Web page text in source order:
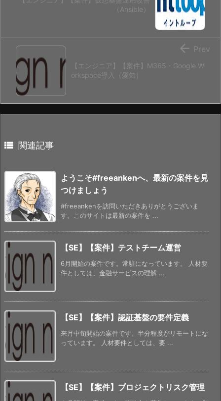
（Ansible）
【エンジニア】【案件】M365・Google W
orkspace導入（愛知）
 Prev
 関連記事
ようこそ#freeankenへ、最新の案件を見
つけましょう
#freeankenを訪問いただきありがとうございま
す。このサイトは最新の案件を ...
【SE】【案件】テストチーム運営
6月開始の案件です。常駐になっています。 人材要
件としては、金融サービスの理解 ...
【SE】【案件】認証基盤の要件定義
来月中旬開始の案件です。半分程度がリモートにな
っています。 人材要件としては、要 ...
【SE】【案件】プロジェクトリスク管理